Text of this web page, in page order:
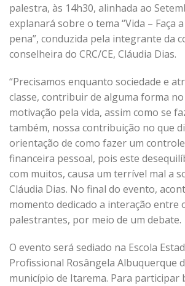
palestra, às 14h30, alinhada ao
explanará sobre o tema “Vida – Faça
pena”, conduzida pela integrante da
conselheira do CRC/CE, Cláudia Dias.
“Precisamos enquanto sociedade e
classe, contribuir de alguma forma
motivação pela vida, assim como se
também, nossa contribuição no que
orientação de como fazer um
financeira pessoal, pois este
com muitos, causa um terrível mal a
Cláudia Dias. No final do evento,
momento dedicado a interação entre
palestrantes, por meio de um debate.
O evento será sediado na Escola
Profissional Rosângela Albuquerque
município de Itarema. Para participar